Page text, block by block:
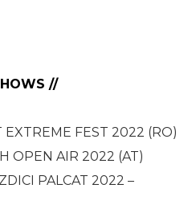
//
FEST 2022 (RO)
OPEN AIR 2022 (AT)
PALCAT 2022 –